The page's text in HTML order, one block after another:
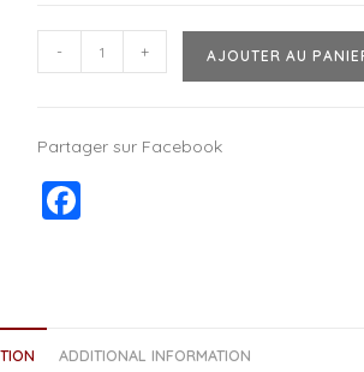
- + AJOUTER AU
Partager sur Facebook
b
ADDITIONAL INFORMATION